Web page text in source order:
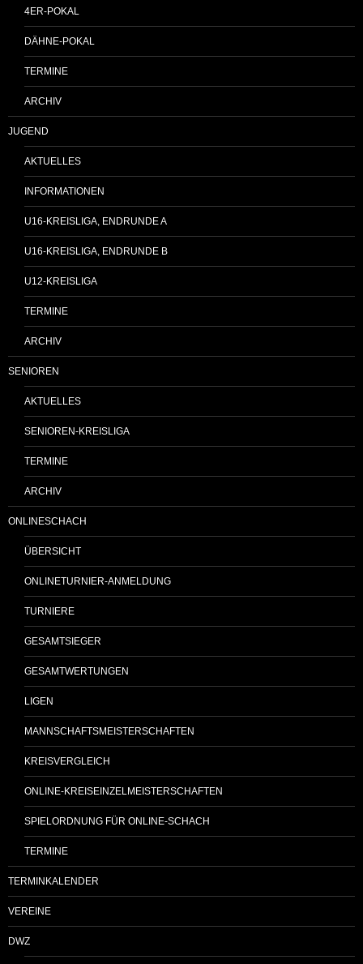
4ER-POKAL
DÄHNE-POKAL
TERMINE
ARCHIV
JUGEND
AKTUELLES
INFORMATIONEN
U16-KREISLIGA, ENDRUNDE A
U16-KREISLIGA, ENDRUNDE B
U12-KREISLIGA
TERMINE
ARCHIV
SENIOREN
AKTUELLES
SENIOREN-KREISLIGA
TERMINE
ARCHIV
ONLINESCHACH
ÜBERSICHT
ONLINETURNIER-ANMELDUNG
TURNIERE
GESAMTSIEGER
GESAMTWERTUNGEN
LIGEN
MANNSCHAFTSMEISTERSCHAFTEN
KREISVERGLEICH
ONLINE-KREISEINZELMEISTERSCHAFTEN
SPIELORDNUNG FÜR ONLINE-SCHACH
TERMINE
TERMINKALENDER
VEREINE
DWZ